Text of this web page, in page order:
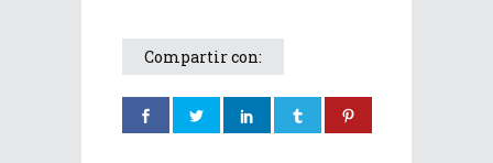
Compartir con: